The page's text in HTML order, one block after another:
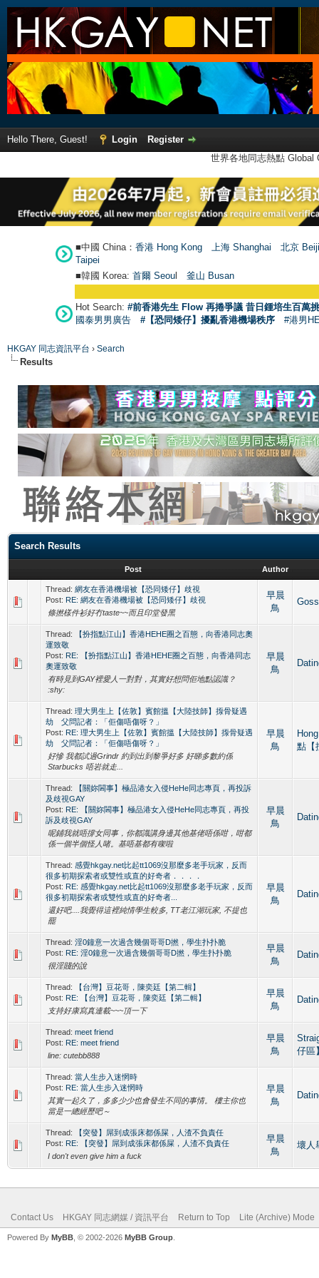
Hello There, Guest! Login
Register
世界各地同志熱點
■中國 China： 香港 Hong Kong 上海 Shanghai
北京
Taipei
■韓國 Korea: 首爾 Seoul 釜山 Busan
Hot Search: #前香港先生 Flow 再捲爭議 昔日鍾培生百萬
國泰男男廣告
#【恐同矮仔】擾亂香港機場秩序 #港男
HKGAY 同志資訊平台 › Search
Results
Search Results
Post Author
Thread: 網友在香港機場被【恐同矮仔】歧視
Post: RE: 網友在香港機場被【恐同矮仔】歧視
條撚樣件衫好冇taste~~而且印堂發黑
早晨
鳥
Thread:
【扮指點江山】香港HEHE圈之百態，向香港同志奧
運致敬
Post: RE: 【扮指點江山】香港HEHE圈之百態，向香港同志
奧運致敬
有時見到GAY裡愛人一對對，其實好想問佢地點認識？
:shy:
早晨
鳥
Thread: 理大男生上【佐敦】賓館搵【大陸技師】揼骨疑遇
劫 父問記者：「佢傷唔傷呀？」
Post: RE: 理大男生上【佐敦】賓館搵【大陸技師】揼骨疑遇
劫 父問記者：「佢傷唔傷呀？」
好慘 我都試過Grindr 約到出到黎爭好多 好睇多數約係
Starbucks 唔岩就走...
早晨
鳥
點【
Thread:
【關妳閪事】極品港女入侵HeHe同志專頁，再投訴
及歧視GAY
Post: RE: 【關妳閪事】極品港女入侵HeHe同志專頁，再投
訴及歧視GAY
呢鋪我就唔撐女同事，你都識講身邊其他基佬唔係咁，咁都
係一個半個怪人啫。基唔基都有㗎啦
早晨
鳥
Thread: 感覺hkgay.net比起tt1069沒那麼多老手玩家，反而
很多初期探索者或雙性或直的好奇者．．．．
Post: RE: 感覺hkgay.net比起tt1069沒那麼多老手玩家，反而
很多初期探索者或雙性或直的好奇者...
還好吧....我覺得這裡純情學生較多, TT老江湖玩家, 不提也
罷
早晨
鳥
Thread: 淫0鐘意一次過含幾個哥哥D撚，學生扑扑脆
Post: RE: 淫0鐘意一次過含幾個哥哥D撚，學生扑扑脆
很淫賤的說
早晨
鳥
Thread:
【台灣】豆花哥，陳奕廷【第二輯】
Post: RE: 【台灣】豆花哥，陳奕廷【第二輯】
支持好康寫真連載~~~頂一下
早晨
鳥
Thread: meet friend
Post: RE: meet friend
line: cutebb888
早晨
鳥
仔區
Thread: 當人生步入迷惘時
Post: RE: 當人生步入迷惘時
其實一起久了，多多少少也會發生不同的事情。 樓主你也
當是一總經歷吧～
早晨
鳥
Thread:
【突發】屌到成張床都係屎，人渣不負責任
Post: RE: 【突發】屌到成張床都係屎，人渣不負責任
I don't even give him a fuck
早晨
鳥
壞人
Contact Us HKGAY 同志網媒 / 資訊平台 Return to Top Lite (Archive) Mode
Powered By MyBB , © 2002-2026 MyBB Group